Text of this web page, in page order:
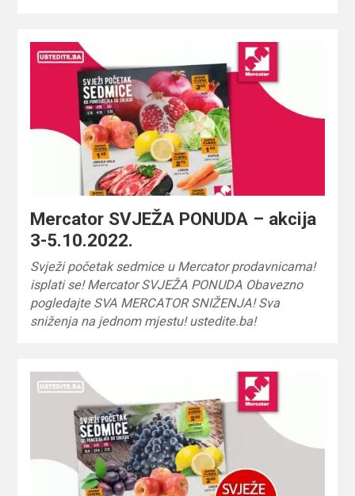
Mercator SVJEŽA PONUDA – akcija
3-5.10.2022.
Svježi početak sedmice u Mercator prodavnicama!
isplati se! Mercator SVJEŽA PONUDA Obavezno
pogledajte SVA MERCATOR SNIŽENJA! Sva
sniženja na jednom mjestu! ustedite.ba!